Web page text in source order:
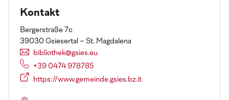
Kontakt
Bergerstraße 7c
39030 Gsiesertal – St. Magdalena
bibliothek@gsies.eu
+39 0474 978785
https://www.gemeinde.gsies.bz.it